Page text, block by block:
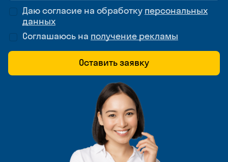
Даю согласие на обработку персональных
данных
Соглашаюсь на получение рекламы
Оставить заявку